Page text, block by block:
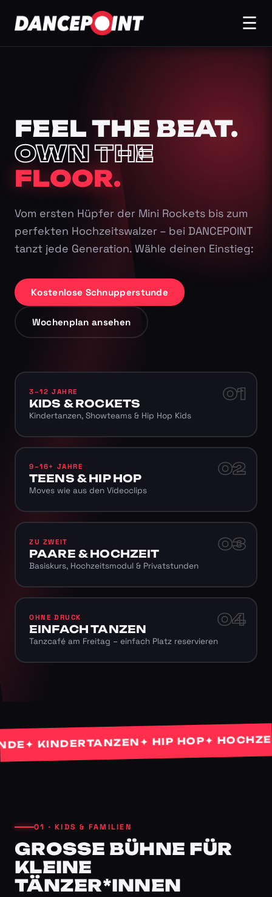
☰
FEEL THE BEAT.
OWN THE
FLOOR.
Vom ersten Hüpfer der Mini Rockets bis zum
perfekten Hochzeitswalzer – bei DANCEPOINT
tanzt jede Generation. Wähle deinen Einstieg:
Kostenlose Schnupperstunde
Wochenplan ansehen
01
3–12 JAHRE
KIDS & ROCKETS
Kindertanzen, Showteams & Hip Hop Kids
02
9–16+ JAHRE
TEENS & HIP HOP
Moves wie aus den Videoclips
03
ZU ZWEIT
PAARE & HOCHZEIT
Basiskurs, Hochzeitsmodul & Privatstunden
04
OHNE DRUCK
EINFACH TANZEN
Tanzcafé am Freitag – einfach Platz reservieren
KINDERTANZEN✦ HIP HOP ✦
01 · KIDS & FAMILIEN
GROSSE BÜHNE FÜR K
LEINE T
ÄNZER*INNEN